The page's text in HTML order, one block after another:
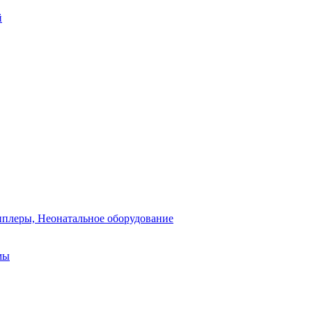
Неонатальное оборудование